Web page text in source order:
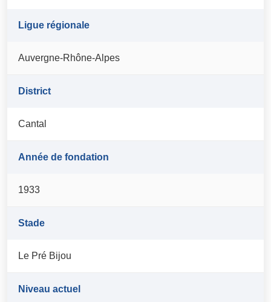
Ligue régionale
Auvergne-Rhône-Alpes
District
Cantal
Année de fondation
1933
Stade
Le Pré Bijou
Niveau actuel